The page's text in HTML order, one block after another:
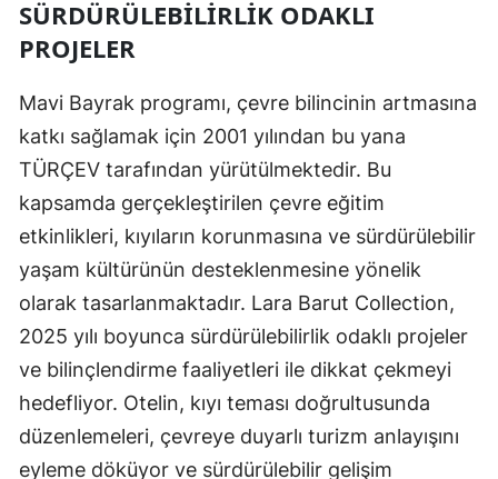
SÜRDÜRÜLEBILIRLIK ODAKLI
PROJELER
Mavi Bayrak programı, çevre bilincinin artmasına
katkı sağlamak için 2001 yılından bu yana
TÜRÇEV tarafından yürütülmektedir. Bu
kapsamda gerçekleştirilen çevre eğitim
etkinlikleri, kıyıların korunmasına ve sürdürülebilir
yaşam kültürünün desteklenmesine yönelik
olarak tasarlanmaktadır. Lara Barut Collection,
2025 yılı boyunca sürdürülebilirlik odaklı projeler
ve bilinçlendirme faaliyetleri ile dikkat çekmeyi
hedefliyor. Otelin, kıyı teması doğrultusunda
düzenlemeleri, çevreye duyarlı turizm anlayışını
eyleme döküyor ve sürdürülebilir gelişim